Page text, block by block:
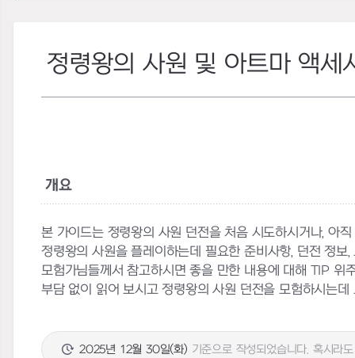
정령왕의 사원 및 아트마 액세
개요
본 가이드는 정령왕의 사원 던전을 처음 시도하시거나, 아
정령왕의 사원을 플레이하는데 필요한 준비사항, 던전 정
모험가님들께서 참고하시면 좋을 만한 내용에 대해 TIP 위
부담 없이 읽어 보시고 정령왕의 사원 던전을 모험하시는데
2025년 12월 30일(화) 기준으로 작성되었습니다. 혹시라